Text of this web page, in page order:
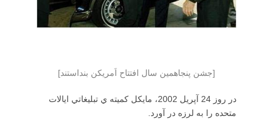
[جشن پنجاهمين سال افتتاح اَمريكن بنداستند]
در روز 24 آپريل 2002، مايكل كميته ي تبليغاتي ايالات
متحده را به لرزه در آورد.